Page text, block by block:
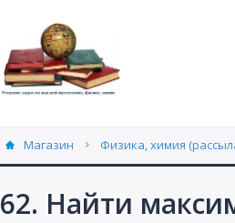
Магазин Физика, химия
62. Найти